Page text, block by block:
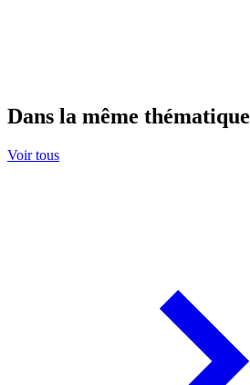
Dans la même thématique
Voir tous